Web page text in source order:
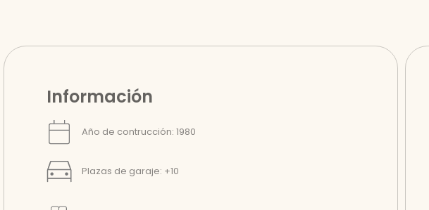
Información
Año de contrucción: 1980
Plazas de garaje: +10